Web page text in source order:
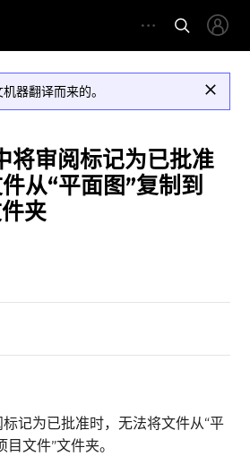
器翻译而来的。
将审阅标记为已批准
从“平面图”复制到
夹
记为已批准时，无法将文件从“平
文件”文件夹。